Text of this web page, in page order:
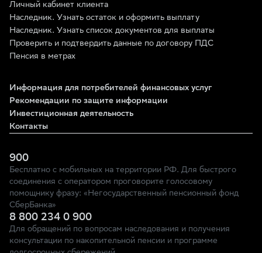
Личный кабинет клиента
Наследник. Узнать остаток и оформить выплату
Наследник. Узнать список документов для выплаты
Проверить и подтвердить данные по договору ПДС
Пенсия в метрах
Информация для потребителей финансовых услуг
Рекомендации по защите информации
Инвестиционная деятельность
Контакты
900
Бесплатно с мобильных на территории РФ. Для быстрого
соединения с оператором проговорите голосовому
помощнику фразу: «Негосударственный пенсионный фонд
СберБанка»
8 800 234 0 900
Для обращений по вопросам наследования и получения
консультации по накопительной пенсии и программе